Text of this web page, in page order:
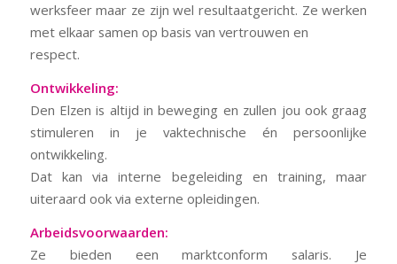
werksfeer maar ze zijn wel resultaatgericht. Ze werken
met elkaar samen op basis van vertrouwen en
respect.
Ontwikkeling:
Den Elzen is altijd in beweging en zullen jou ook graag
stimuleren in je vaktechnische én persoonlijke
ontwikkeling.
Dat kan via interne begeleiding en training, maar
uiteraard ook via externe opleidingen.
Arbeidsvoorwaarden:
Ze bieden een marktconform salaris. Je